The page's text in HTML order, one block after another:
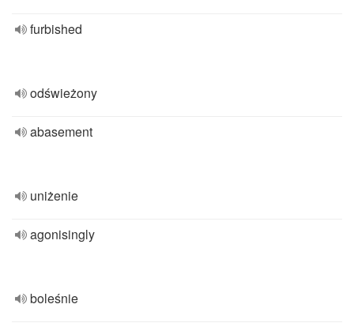
furbished
odświeżony
abasement
uniżenie
agonisingly
boleśnie